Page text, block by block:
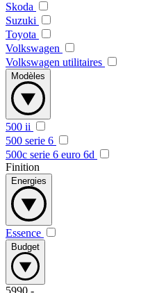
Skoda
Suzuki
Toyota
Volkswagen
Volkswagen utilitaires
Modèles
500 ii
500 serie 6
500c serie 6 euro 6d
Finition
Energies
Essence
Budget